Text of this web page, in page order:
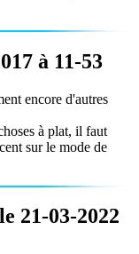
à 11-53
encore d'autres
à plat, il faut
sur le mode de
21-03-2022